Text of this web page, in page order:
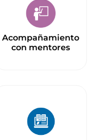
Acompañamiento
con mentores